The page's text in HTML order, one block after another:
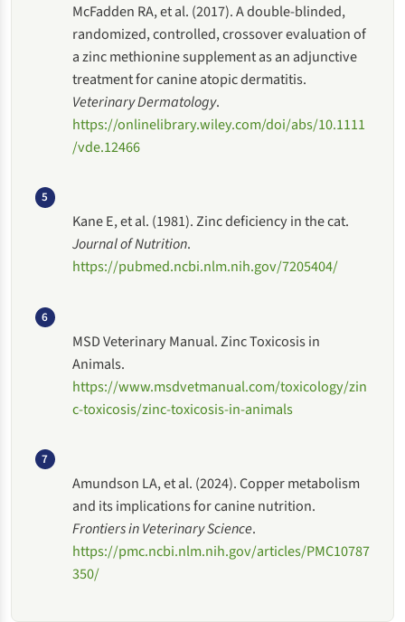
McFadden RA, et al. (2017). A double-blinded,
randomized, controlled, crossover evaluation of
a zinc methionine supplement as an adjunctive
treatment for canine atopic dermatitis.
Veterinary Dermatology.
https://onlinelibrary.wiley.com/doi/abs/10.1111
/vde.12466
5
Kane E, et al. (1981). Zinc deficiency in the cat.
Journal of Nutrition.
https://pubmed.ncbi.nlm.nih.gov/7205404/
6
MSD Veterinary Manual. Zinc Toxicosis in
Animals.
https://www.msdvetmanual.com/toxicology/zin
c-toxicosis/zinc-toxicosis-in-animals
7
Amundson LA, et al. (2024). Copper metabolism
and its implications for canine nutrition.
Frontiers in Veterinary Science.
https://pmc.ncbi.nlm.nih.gov/articles/PMC10787
350/